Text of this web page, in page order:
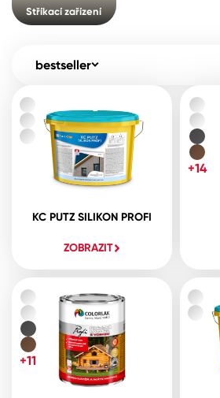
Stříkací zařízení
bestseller
KC PUTZ SILIKON PROFI
ZOBRAZIT
+14
+11